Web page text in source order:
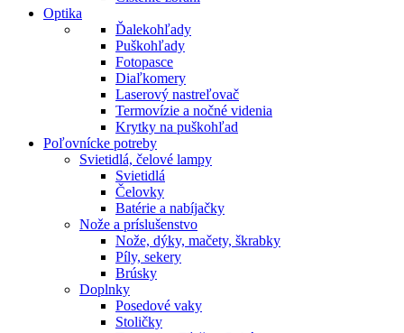
Optika
Ďalekohľady
Puškohľady
Fotopasce
Diaľkomery
Laserový nastreľovač
Termovízie a nočné videnia
Krytky na puškohľad
Poľovnícke potreby
Svietidlá, čelové lampy
Svietidlá
Čelovky
Batérie a nabíjačky
Nože a príslušenstvo
Nože, dýky, mačety, škrabky
Píly, sekery
Brúsky
Doplnky
Posedové vaky
Stoličky